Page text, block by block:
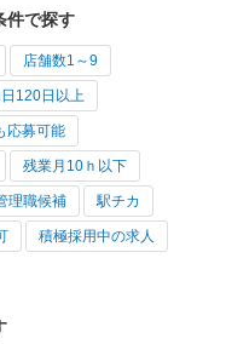
件で探す
店舗数1～9
120日以上
応募可能
残業月10ｈ以下
理職候補 駅チカ
積極採用中の求人